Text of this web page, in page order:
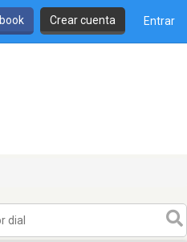
Crear cuenta Entrar